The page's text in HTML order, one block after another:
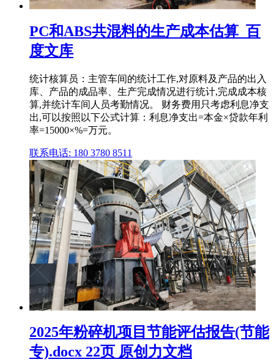
PC和ABS共混料的生产成本估算_百
度文库
统计核算员：主管车间的统计工作,对原料及产品的出入
库、产品的成品率、生产完成情况进行统计,完成成本核
算,并统计车间人员考勤情况。 财务费用只考虑利息净支
出,可以按照以下公式计算：利息净支出=本金×贷款年利
率=15000×%=万元。
联系电话: 180 3780 8511
2025年粉碎机项目节能评估报告(节能
专).docx 22页 原创力文档